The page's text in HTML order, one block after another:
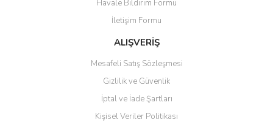
Ürün açıklamasında eksik bilgiler bulunuyor.
Ürün bilgilerinde hatalar bulunuyor.
Ürün fiyatı diğer sitelerden daha pahalı.
Havale Bildirim Formu
İletişim Formu
ALIŞVERİŞ
Mesafeli Satış Sözleşmesi
Gizlilik ve Güvenlik
İptal ve İade Şartları
Kişisel Veriler Politikası